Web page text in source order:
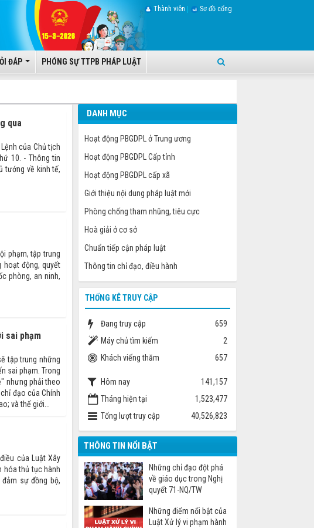
ĐÁP PHÓNG SỰ TTPB PHÁP LUẬT
Thành viên Sơ đồ cổng
qua
của Chủ tịch
10. - Thông tin
tướng về kinh tế,
phạm, tập trung
hoạt động, quyết
phòng, an ninh,
sai phạm
tập trung những
sai phạm. Trong
nhưng phải theo
đạo của Chính
và thế giới...
của Luật Xây
hóa thủ tục hành
sự đồng bộ,
DANH MỤC
Hoạt động PBGDPL ở Trung ương
Hoạt động PBGDPL Cấp tỉnh
Hoạt động PBGDPL cấp xã
Giới thiệu nội dung pháp luật mới
Phòng chống tham nhũng, tiêu cực
Hoà giải ở cơ sở
Chuẩn tiếp cận pháp luật
Thông tin chỉ đạo, điều hành
THỐNG KÊ TRUY CẬP
Đang truy cập
659
Máy chủ tìm kiếm
2
Khách viếng thăm
657
Hôm nay
141,157
Tháng hiện tại
1,523,477
Tổng lượt truy cập
40,526,823
THÔNG TIN NỔI BẬT
Những chỉ đạo đột phá
về giáo dục trong Nghị
quyết 71-NQ/TW
Những điểm nổi bật của
Luật Xử lý vi phạm hành